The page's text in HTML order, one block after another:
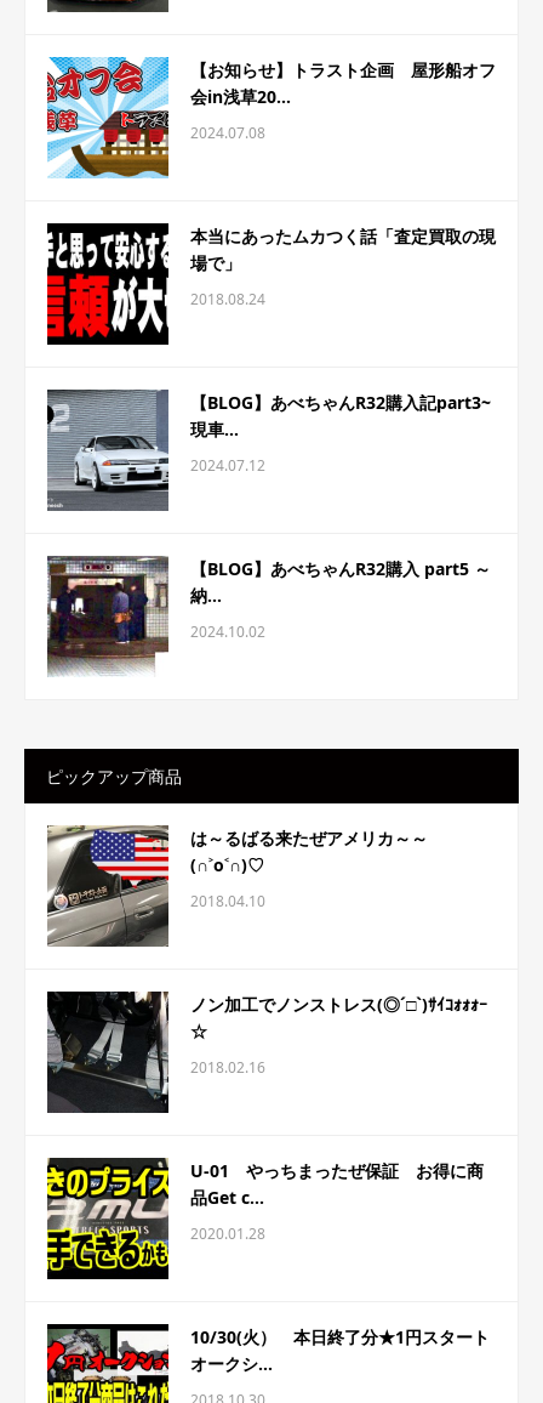
【お知らせ】トラスト企画 屋形船オフ
会in浅草20...
2024.07.08
本当にあったムカつく話「査定買取の現
場で」
2018.08.24
【BLOG】あべちゃんR32購入記part3~
現車...
2024.07.12
【BLOG】あべちゃんR32購入 part5 ～
納...
2024.10.02
ピックアップ商品
は～るばる来たぜアメリカ～～
(∩˃o˂∩)♡
2018.04.10
ノン加工でノンストレス(◎´□`)ｻｲｺｫｫｫｰ
☆
2018.02.16
U-01 やっちまったぜ保証 お得に商
品Get c...
2020.01.28
10/30(火） 本日終了分★1円スタート
オークシ...